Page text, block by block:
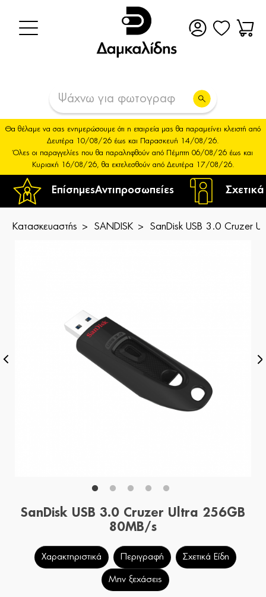
ΕπίσημεςΑντιπροσωπείες
Θα θέλαμε να σας ενημερώσουμε ότι η εταιρεία μας θα παραμείνει κλειστή από
Δευτέρα 10/08/26 έως και Παρασκευή 14/08/26.
Όλες οι παραγγελίες που θα παραληφθούν από Πέμπτη 06/08/26 έως και
Κυριακή 16/08/26, θα εκτελεσθούν από Δευτέρα 17/08/26.
Κατασκευαστής SANDISK SanDisk USB 3.0 Cruzer
SanDisk USB 3.0 Cruzer Ultra 256GB
80MB/s
Χαρακτηριστικά Περιγραφή Σχετικά Είδη
Μην ξεχάσεις